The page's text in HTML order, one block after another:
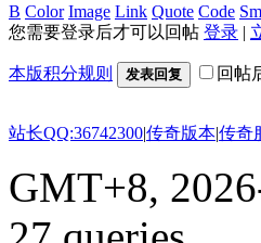
B Color Image Link Quote Code
您需要登录后才可以回帖 登录 |
本版积分规则 发表回复 回帖
站长QQ:36742300|传奇版本|传奇
GMT+8,